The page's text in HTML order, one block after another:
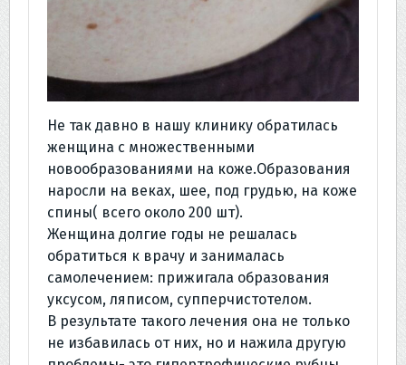
Не так давно в нашу клинику обратилась
женщина с множественными
новообразованиями на коже.Образования
наросли на веках, шее, под грудью, на коже
спины( всего около 200 шт).
Женщина долгие годы не решалась
обратиться к врачу и занималась
самолечением: прижигала образования
уксусом, ляписом, супперчистотелом.
В результате такого лечения она не только
не избавилась от них, но и нажила другую